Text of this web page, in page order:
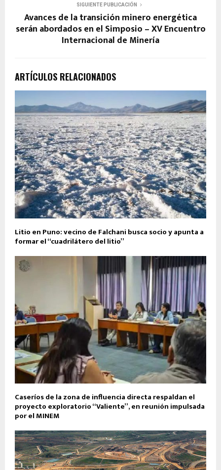
SIGUIENTE PUBLICACIÓN
Avances de la transición minero energética
serán abordados en el Simposio – XV Encuentro
Internacional de Minería
ARTÍCULOS RELACIONADOS
Litio en Puno: vecino de Falchani busca socio y apunta a
formar el “cuadrilátero del litio”
Caseríos de la zona de influencia directa respaldan el
proyecto exploratorio “Valiente”, en reunión impulsada
por el MINEM